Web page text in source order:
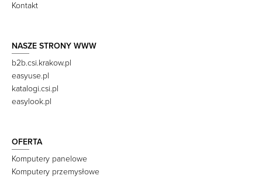
Kontakt
NASZE STRONY WWW
b2b.csi.krakow.pl
easyuse.pl
katalogi.csi.pl
easylook.pl
OFERTA
Komputery panelowe
Komputery przemysłowe